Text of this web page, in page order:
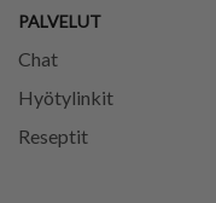
PALVELUT
Chat
Hyötylinkit
Reseptit